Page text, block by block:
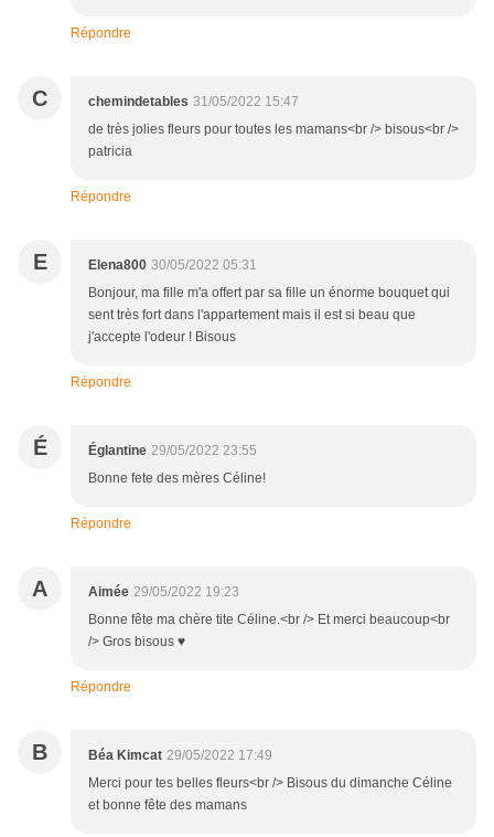
Répondre
C chemindetables 31/05/2022 15:47
de très jolies fleurs pour toutes les mamans<br /> bisous<br />
patricia
Répondre
E Elena800 30/05/2022 05:31
Bonjour, ma fille m'a offert par sa fille un énorme bouquet qui
sent très fort dans l'appartement mais il est si beau que
j'accepte l'odeur ! Bisous
Répondre
É Églantine 29/05/2022 23:55
Bonne fete des mères Céline!
Répondre
A Aimée 29/05/2022 19:23
Bonne fête ma chère tite Céline.<br /> Et merci beaucoup<br
/> Gros bisous ♥
Répondre
B Béa Kimcat 29/05/2022 17:49
Merci pour tes belles fleurs<br /> Bisous du dimanche Céline
et bonne fête des mamans